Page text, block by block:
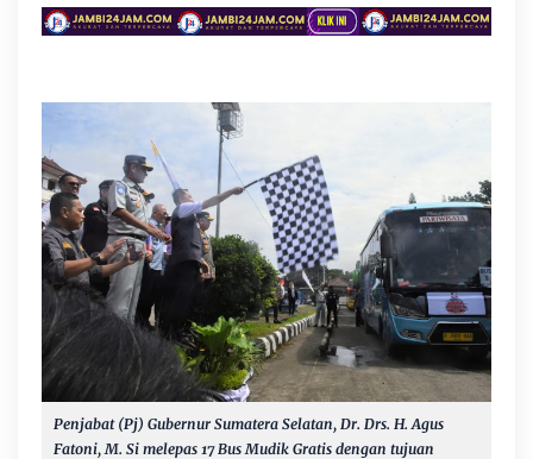
Penjabat (Pj) Gubernur Sumatera Selatan, Dr. Drs. H. Agus
Fatoni, M. Si melepas 17 Bus Mudik Gratis dengan tujuan